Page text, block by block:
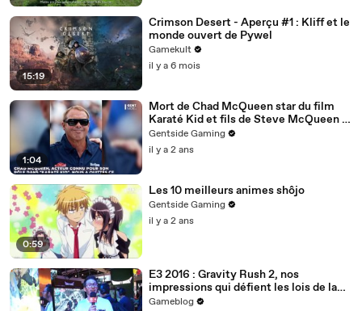
15:19
Crimson Desert - Aperçu #1 : Kliff et le
monde ouvert de Pywel
Gamekult
il y a 6 mois
1:04
Mort de Chad McQueen star du film
Karaté Kid et fils de Steve McQueen à
63 ans, les causes révélées
Gentside Gaming
il y a 2 ans
0:59
Les 10 meilleurs animes shôjo
Gentside Gaming
il y a 2 ans
E3 2016 : Gravity Rush 2, nos
impressions qui défient les lois de la
gravité
Gameblog